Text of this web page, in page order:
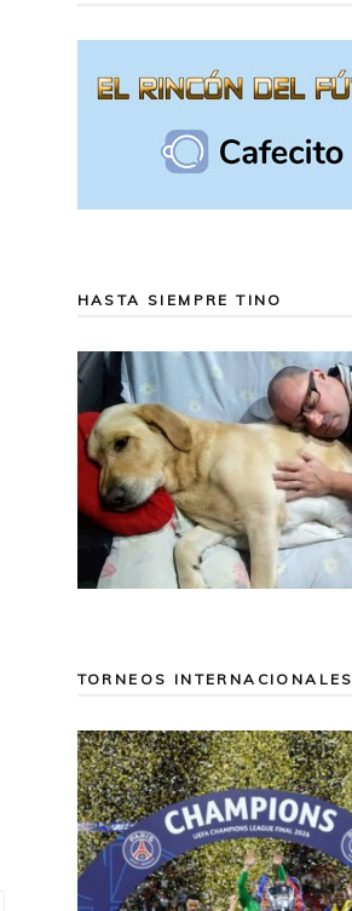
HASTA SIEMPRE TINO
TORNEOS INTERNACIONALES